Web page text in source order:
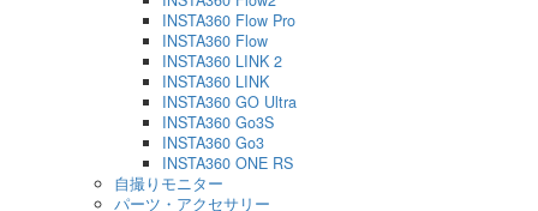
INSTA360 Flow Pro
INSTA360 Flow
INSTA360 LINK 2
INSTA360 LINK
INSTA360 GO Ultra
INSTA360 Go3S
INSTA360 Go3
INSTA360 ONE RS
自撮りモニター
パーツ・アクセサリー